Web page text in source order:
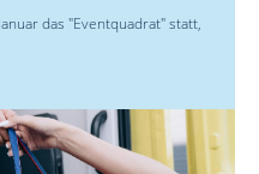
das "Eventquadrat" statt,